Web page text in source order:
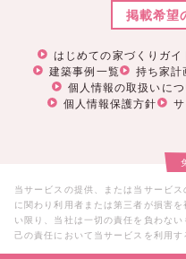
はじめての家づくりガイ
建築事例一覧
持ち家計
個人情報の取扱いに
個人情報保護方針
掲載希望
当サービスの提供、または当サービ
に関わり利用者または第三者が損害
い限り、当社は一切の責任を負わな
己の責任において当サービスを利用す